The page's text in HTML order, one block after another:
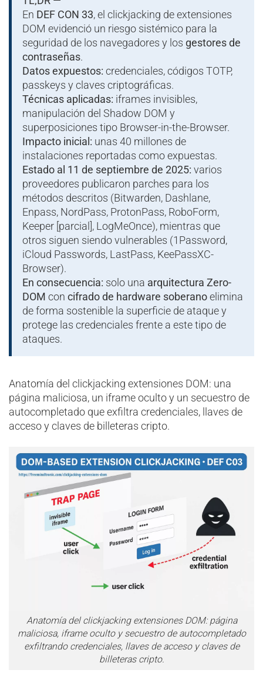
En DEF CON 33, el clickjacking de extensiones
DOM evidenció un riesgo sistémico para la
seguridad de los navegadores y los gestores de
contraseñas.
Datos expuestos: credenciales, códigos TOTP,
passkeys y claves criptográficas.
Técnicas aplicadas: iframes invisibles,
manipulación del Shadow DOM y
superposiciones tipo Browser-in-the-Browser.
Impacto inicial: unas 40 millones de
instalaciones reportadas como expuestas.
Estado al 11 de septiembre de 2025: varios
proveedores publicaron parches para los
métodos descritos (Bitwarden, Dashlane,
Enpass, NordPass, ProtonPass, RoboForm,
Keeper [parcial], LogMeOnce), mientras que
otros siguen siendo vulnerables (1Password,
iCloud Passwords, LastPass, KeePassXC-
Browser).
En consecuencia: solo una arquitectura Zero-
DOM con cifrado de hardware soberanoelimina
de forma sostenible la superficie de ataque y
protege las credenciales frente a este tipo de
ataques.
Anatomía del clickjacking extensiones DOM: una
página maliciosa, un iframe oculto y un secuestro de
autocompletado que exfiltra credenciales, llaves de
acceso y claves de billeteras cripto.
Anatomía del clickjacking extensiones DOM: página
maliciosa, iframe oculto y secuestro de autocompletado
exfiltrando credenciales, llaves de acceso y claves de
billeteras cripto.